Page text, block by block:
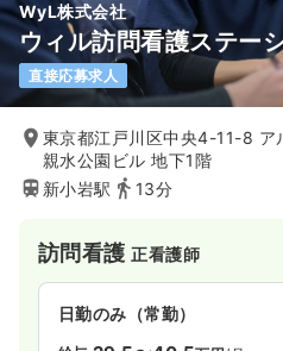
WyL株式会社
ウィル訪問看護ステー
直接応募求人
東京都江戸川区中央4-11-8 ア
親水公園ビル 地下1階
新小岩駅
13分
訪問看護正看護師
日勤のみ（常勤）